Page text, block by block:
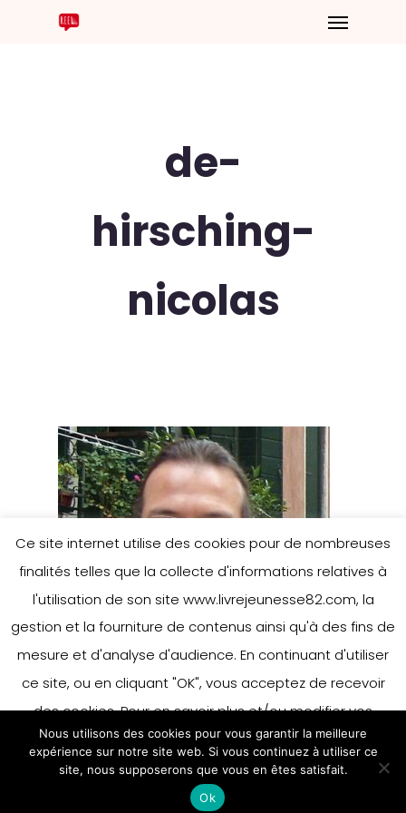
de-
hirsching-
nicolas
Nicolas de Hirsching
Ce site internet utilise des cookies pour de nombreuses
finalités telles que la collecte d'informations relatives à
l'utilisation de son site www.livrejeunesse82.com, la
gestion et la fourniture de contenus ainsi qu'à des fins de
mesure et d'analyse d'audience. En continuant d'utiliser
ce site, ou en cliquant "OK", vous acceptez de recevoir
des cookies. Pour en savoir plus et/ou modifier vos
préférences en matière de cookies, merci de vous référer
à notre politique sur les cookies.
Accepter
En savoir plus
Nous utilisons des cookies pour vous garantir la meilleure
expérience sur notre site web. Si vous continuez à utiliser ce
site, nous supposerons que vous en êtes satisfait.
Ok